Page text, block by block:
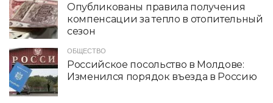
Опубликованы правила получения
компенсации за тепло в отопительный
сезон
ОБЩЕСТВО
Российское посольство в Молдове:
Изменился порядок въезда в Россию